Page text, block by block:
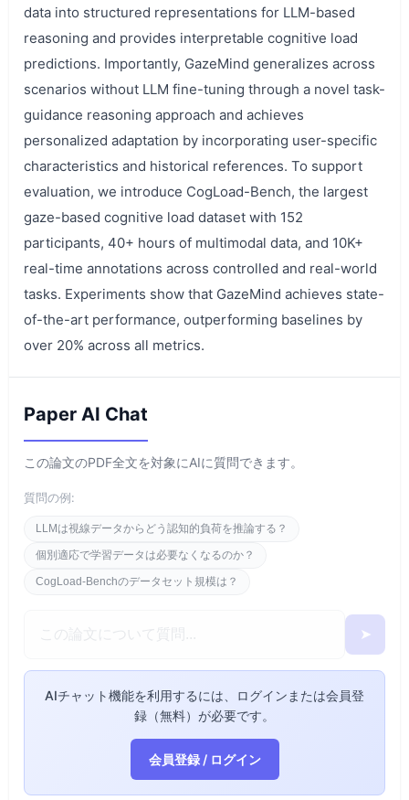
data into structured representations for LLM-based
reasoning and provides interpretable cognitive load
predictions. Importantly, GazeMind generalizes across
scenarios without LLM fine-tuning through a novel task-
guidance reasoning approach and achieves
personalized adaptation by incorporating user-specific
characteristics and historical references. To support
evaluation, we introduce CogLoad-Bench, the largest
gaze-based cognitive load dataset with 152
participants, 40+ hours of multimodal data, and 10K+
real-time annotations across controlled and real-world
tasks. Experiments show that GazeMind achieves state-
of-the-art performance, outperforming baselines by
over 20% across all metrics.
Paper AI Chat
この論文のPDF全文を対象にAIに質問できます。
質問の例:
LLMは視線データからどう認知的負荷を推論する？
個別適応で学習データは必要なくなるのか？
CogLoad-Benchのデータセット規模は？
➤
AIチャット機能を利用するには、ログインまたは会員登
録（無料）が必要です。
会員登録 / ログイン